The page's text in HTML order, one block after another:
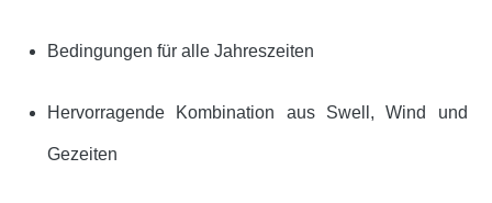
Bedingungen für alle Jahreszeiten
Hervorragende Kombination aus Swell, Wind und
Gezeiten